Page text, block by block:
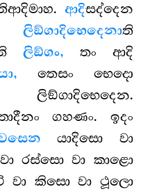
ආදිසද්දෙන
ලිඞ්ගාදිභෙදෙනාති
ලිඞ්ගං, තං ආදි
තෙසං භෙදො
ගහණං. ඉදං
යාදිසො වා
රස්සො වා කාළො
වා කිසො වා ථූලො